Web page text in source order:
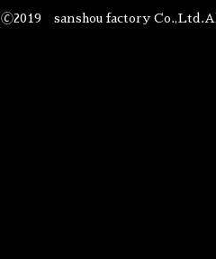
🄫2019 sanshou factory